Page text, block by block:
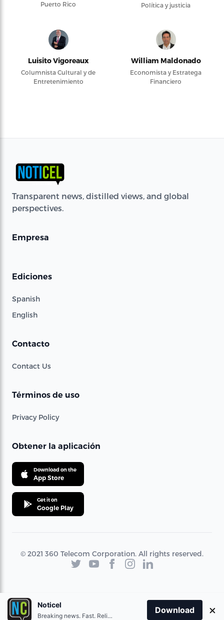
Puerto Rico
Política y justicia
Luisito Vigoreaux
Columnista Cultural y de
Entretenimiento
William Maldonado
Economista y Estratega
Financiero
Transparent news, distilled views, and global
perspectives.
Empresa
Ediciones
Spanish
English
Contacto
Contact Us
Términos de uso
Privacy Policy
Obtener la aplicación
Download on the
App Store
Get it on
Google Play
© 2021 360 Telecom Corporation. All rights reserved.
Noticel
Breaking news. Fast. Reliable.
Download ×